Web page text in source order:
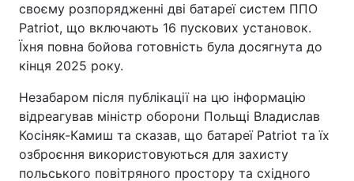
своєму розпорядженні дві батареї систем ППО
Patriot, що включають 16 пускових установок.
Їхня повна бойова готовність була досягнута до
кінця 2025 року.
Незабаром після публікації на цю інформацію
відреагував міністр оборони Польщі Владислав
Косіняк-Камиш та сказав, що батареї Patriot та їх
озброєння використовуються для захисту
польського повітряного простору та східного